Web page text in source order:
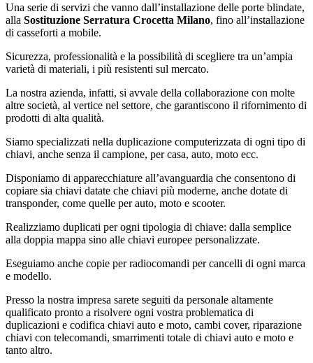
Una serie di servizi che vanno dall’installazione delle porte blindate,
alla Sostituzione Serratura Crocetta Milano, fino all’installazione
di casseforti a mobile.
Sicurezza, professionalità e la possibilità di scegliere tra un’ampia
varietà di materiali, i più resistenti sul mercato.
La nostra azienda, infatti, si avvale della collaborazione con molte
altre società, al vertice nel settore, che garantiscono il rifornimento di
prodotti di alta qualità.
Siamo specializzati nella duplicazione computerizzata di ogni tipo di
chiavi, anche senza il campione, per casa, auto, moto ecc.
Disponiamo di apparecchiature all’avanguardia che consentono di
copiare sia chiavi datate che chiavi più moderne, anche dotate di
transponder, come quelle per auto, moto e scooter.
Realizziamo duplicati per ogni tipologia di chiave: dalla semplice
alla doppia mappa sino alle chiavi europee personalizzate.
Eseguiamo anche copie per radiocomandi per cancelli di ogni marca
e modello.
Presso la nostra impresa sarete seguiti da personale altamente
qualificato pronto a risolvere ogni vostra problematica di
duplicazioni e codifica chiavi auto e moto, cambi cover, riparazione
chiavi con telecomandi, smarrimenti totale di chiavi auto e moto e
tanto altro.